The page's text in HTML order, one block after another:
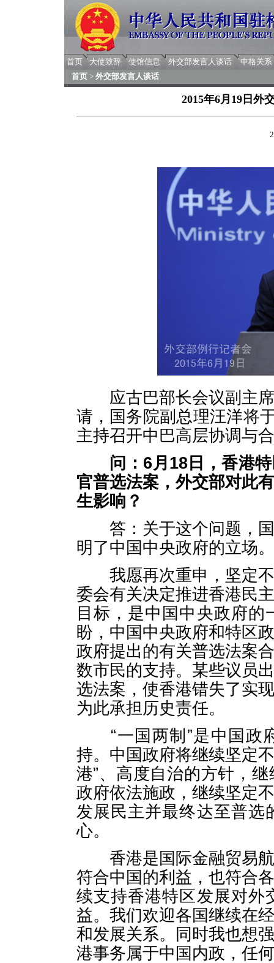
首页 大使致辞 使馆信息 外交部发言人谈话
中格关系
首页 > 外交部发言人谈话
2015年6月19日外
应古巴部长会议副主席
请，国务院副总理汪洋将
主持召开中巴高层协调与
问： 6月18日，香港
官普选法案，外交部对此
生影响？
答：关于这个问题，国
明了中国中央政府的立场。
我愿再次重申，坚定不
委会有关决定推进香港民
目标，是中国中央政府
盼，中国中央政府和特区
政府提出的有关普选法案
数市民的支持。某些议员
选法案，使香港错失了实
为此承担历史责任。
“一国两制”是中国政
持。中国政府将继续坚定
港”、高度自治的方针，
政府依法施政，继续坚定
发展民主并最终达至普选
心。
香港是国际金融贸易航
符合中国的利益，也符合
续支持香港特区发展对外
益。我们欢迎各国继续在
和发展关系。同时我也想
港事务属于中国内政，任